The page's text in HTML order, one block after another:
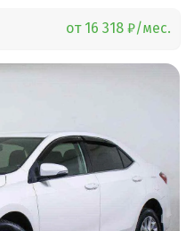
от 16 318 ₽/мес.